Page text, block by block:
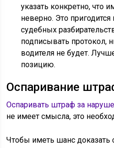
указать конкретно, что
неверно. Это
судебных
подписывать протокол,
водителя не будет.
позицию.
Оспаривание
Оспаривать штраф за
не имеет смысла, это
Чтобы иметь шанс доказать